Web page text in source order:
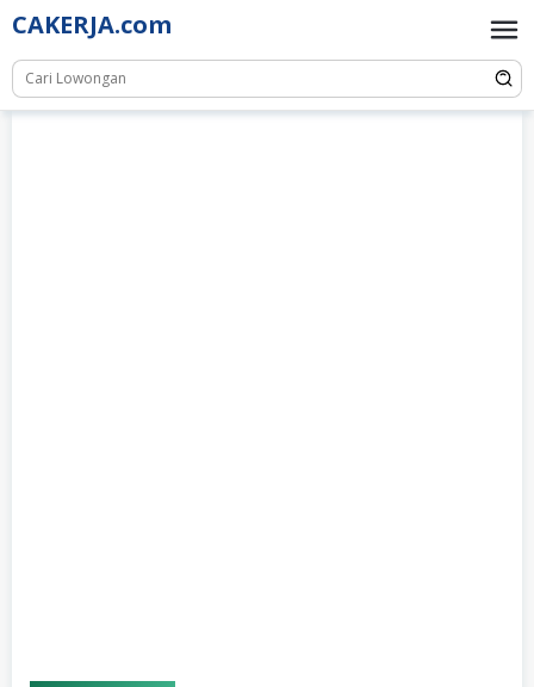
Skip
to
content
CAKERJA.com